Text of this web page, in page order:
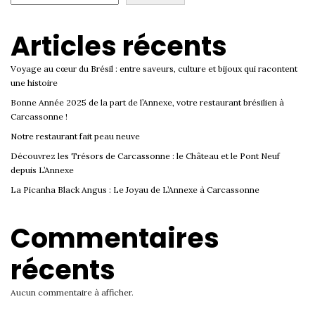
Articles récents
Voyage au cœur du Brésil : entre saveurs, culture et bijoux qui racontent
une histoire
Bonne Année 2025 de la part de l’Annexe, votre restaurant brésilien à
Carcassonne !
Notre restaurant fait peau neuve
Découvrez les Trésors de Carcassonne : le Château et le Pont Neuf
depuis L’Annexe
La Picanha Black Angus : Le Joyau de L’Annexe à Carcassonne
Commentaires
récents
Aucun commentaire à afficher.